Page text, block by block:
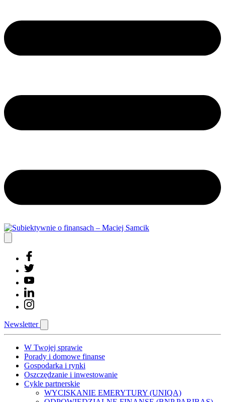
Newsletter
W Twojej sprawie
Porady i domowe finanse
Gospodarka i rynki
Oszczędzanie i inwestowanie
Cykle partnerskie
WYCISKANIE EMERYTURY (UNIQA)